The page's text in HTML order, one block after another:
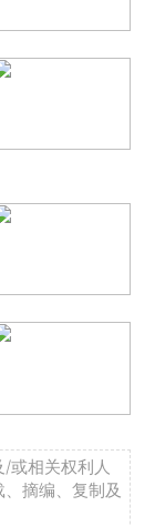
或相关权利人
摘编、复制及